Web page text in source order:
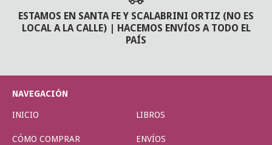
ESTAMOS EN SANTA FE Y SCALABRINI ORTIZ (NO ES
LOCAL A LA CALLE) | HACEMOS ENVÍOS A TODO EL
PAÍS
NAVEGACIÓN
INICIO LIBROS
CÓMO COMPRAR ENVÍOS